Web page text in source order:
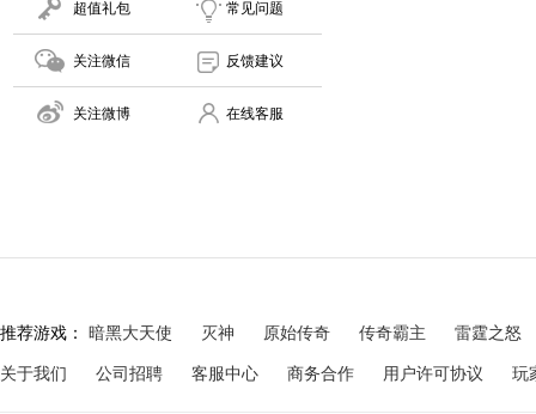
超值礼包 常见问题
关注微信 反馈建议
关注微博 在线客服
推荐游戏： 暗黑大天使 灭神 原始传奇 传奇霸主 雷霆之怒
关于我们 公司招聘 客服中心 商务合作 用户许可协议 玩